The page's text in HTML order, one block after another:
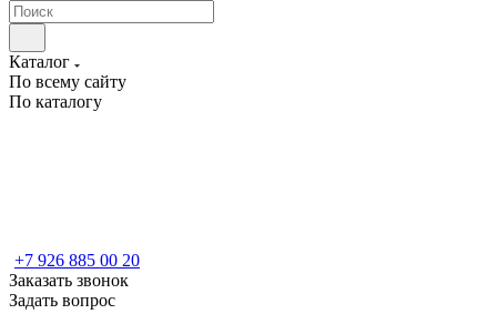
Каталог
По всему сайту
По каталогу
+7 926 885 00 20
Заказать звонок
Задать вопрос